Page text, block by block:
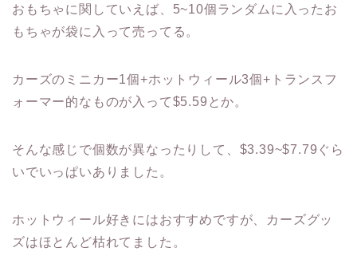
おもちゃに関していえば、5~10個ランダムに入ったお
もちゃが袋に入って売ってる。
カーズのミニカー1個+ホットウィール3個+トランスフ
ォーマー的なものが入って$5.59とか。
そんな感じで個数が異なったりして、$3.39~$7.79ぐら
いでいっぱいありました。
ホットウィール好きにはおすすめですが、カーズグッ
ズはほとんど枯れてました。